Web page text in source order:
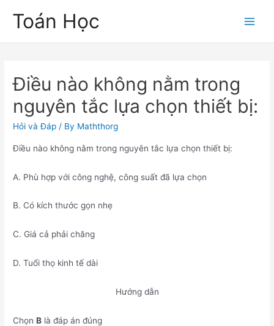
Toán Học
Điều nào không nằm trong
nguyên tắc lựa chọn thiết bị:
Hỏi và Đáp / By Maththorg
Điều nào không nằm trong nguyên tắc lựa chọn thiết bị:
A. Phù hợp với công nghệ, công suất đã lựa chọn
B. Có kích thước gọn nhẹ
C. Giá cả phải chăng
D. Tuổi thọ kinh tế dài
Hướng dẫn
ChọnB là đáp án đúng